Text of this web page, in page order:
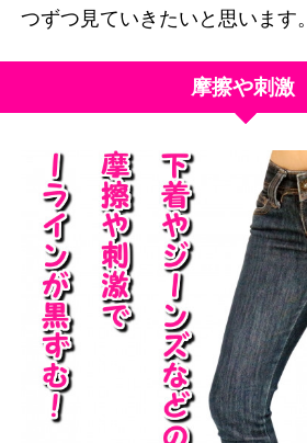
つずつ見ていきたいと思います。
摩擦や刺激